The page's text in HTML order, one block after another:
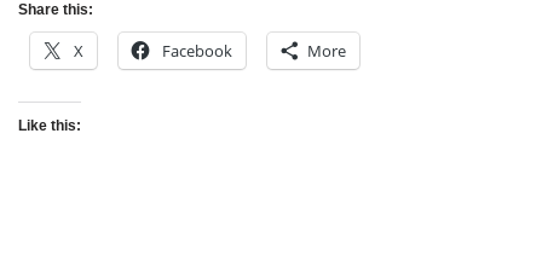
Share this:
X Facebook More
Like this: